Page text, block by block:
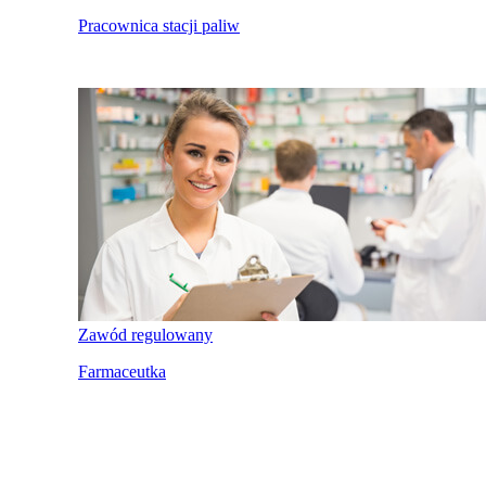
Pracownica stacji paliw
Zawód regulowany
Farmaceutka